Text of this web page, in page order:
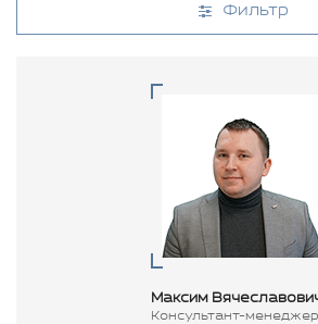
Фильтр
Максим
Консультант-менеджер